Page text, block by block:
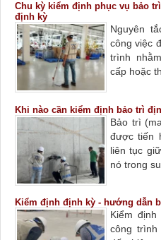
Chu kỳ kiểm định phục vụ bảo
định kỳ
Nguyên
công việc
trình
cấp hoặc
Khi nào cần kiểm định bảo trì
Bảo trì
được tiến
liên tục
nó trong
Kiểm định định kỳ - hướng dẫn
Kiểm
công